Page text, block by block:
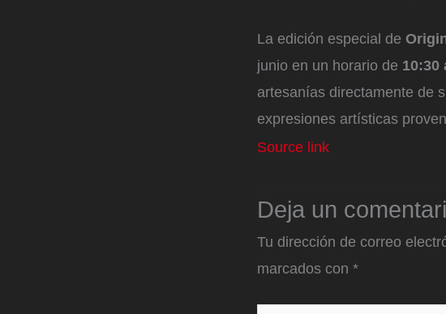
La edición especial de
junio en un horario de 10:30
artesanías directamente de
expresiones artísticas
Source link
Deja un
Tu dirección de correo
marcados con *